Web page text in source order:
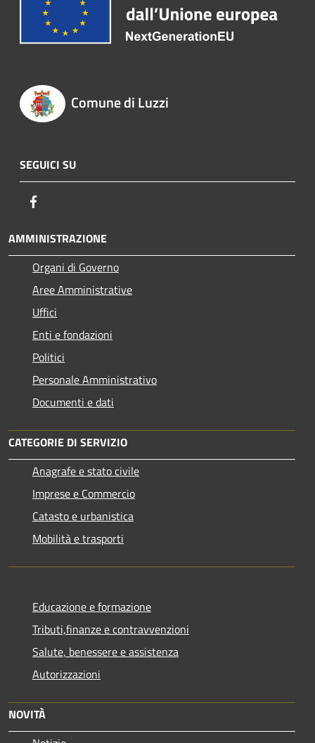
Comune di Luzzi
SEGUICI SU
AMMINISTRAZIONE
Organi di Governo
Aree Amministrative
Uffici
Enti e fondazioni
Politici
Personale Amministrativo
Documenti e dati
CATEGORIE DI SERVIZIO
Anagrafe e stato civile
Imprese e Commercio
Catasto e urbanistica
Mobilità e trasporti
Educazione e formazione
Tributi,finanze e contravvenzioni
Salute, benessere e assistenza
Autorizzazioni
NOVITÀ